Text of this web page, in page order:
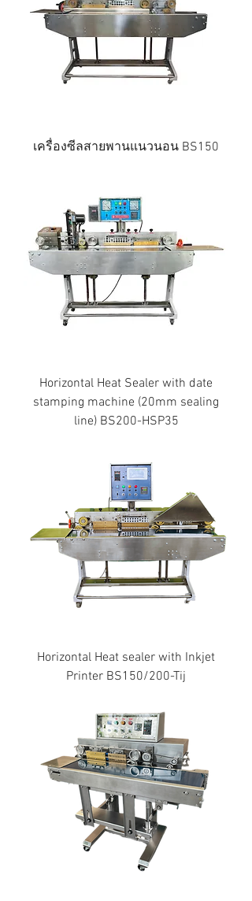
เครื่องซีลสายพานแนวนอน BS150
Horizontal Heat Sealer with date
stamping machine (20mm sealing
line) BS200-HSP35
Horizontal Heat sealer with Inkjet
Printer BS150/200-Tij